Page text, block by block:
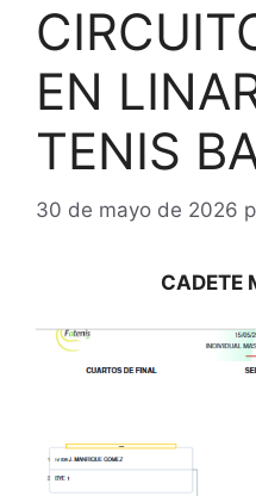
EN
TENIS
30 de mayo de 2026
CADETE